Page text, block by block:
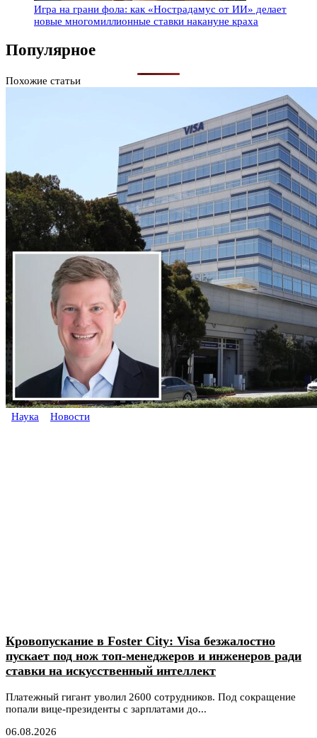
Игра на грани фола: как «Нострадамус от ИИ» делает
новые многомиллионные ставки накануне краха
Популярное
Похожие статьи
Наука Новости
Кровопускание в Foster City: Visa безжалостно
пускает под нож топ-менеджеров и инженеров ради
ставки на искусственный интеллект
Платежный гигант уволил 2600 сотрудников. Под сокращение
попали вице-президенты с зарплатами до...
06.08.2026